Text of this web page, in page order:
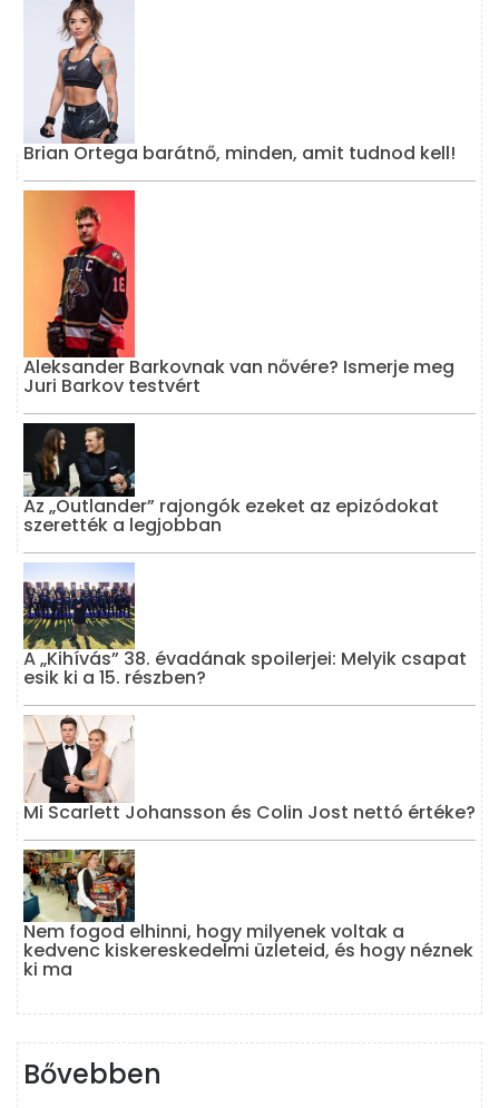
Brian Ortega barátnő, minden, amit tudnod kell!
Aleksander Barkovnak van nővére? Ismerje meg
Juri Barkov testvért
Az „Outlander” rajongók ezeket az epizódokat
szerették a legjobban
A „Kihívás” 38. évadának spoilerjei: Melyik csapat
esik ki a 15. részben?
Mi Scarlett Johansson és Colin Jost nettó értéke?
Nem fogod elhinni, hogy milyenek voltak a
kedvenc kiskereskedelmi üzleteid, és hogy néznek
ki ma
Bővebben